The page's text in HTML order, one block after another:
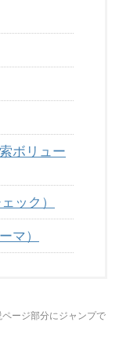
ボリュー
ック）
マ）